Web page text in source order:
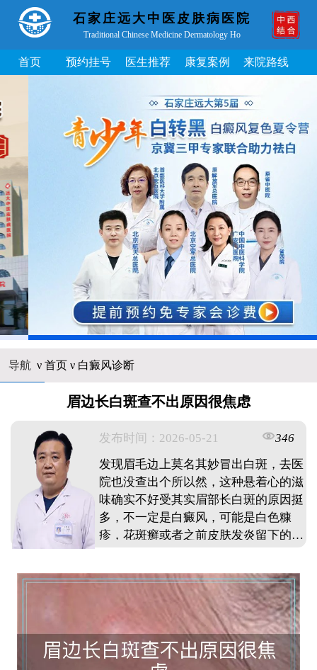
石家庄远大中医皮肤病医院
Traditional Chinese Medicine Dermatology Ho
首页 预约挂号 医生推荐 康复案例 来院路线
导航 ν 首页ν 白癜风诊断
眉边长白斑查不出原因很焦虑
发布时间：2026-05-21
346
发现眉毛边上莫名其妙冒出白斑，去医
院也没查出个所以然，这种悬着心的滋
味确实不好受其实眉部长白斑的原因挺
多，不一定是白癜风，可能是白色糠
疹，花斑癣或者之前皮肤发炎留下的色
急着乱抹药，关键要看白斑表面光不光
滑，边界清不清楚，还有是不是在慢慢
变大要是心里实在没底，可以找专业皮
肤科医生做个伍德灯查验，这种检查能
快速分辨是不是白癜风记住一点，越焦
虑反而对恢复越不利，保持平常心很重